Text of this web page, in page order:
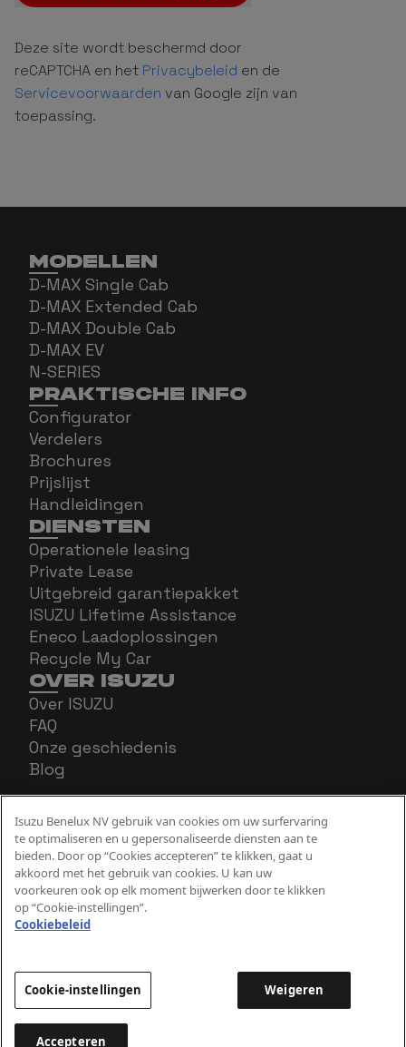
Deze site wordt beschermd door
reCAPTCHA en het Privacybeleid en de
Servicevoorwaarden van Google zijn van
toepassing.
MODELLEN
D-MAX Single Cab
D-MAX Extended Cab
D-MAX Double Cab
D-MAX EV
N-SERIES
PRAKTISCHE INFO
Configurator
Verdelers
Brochures
Prijslijst
Handleidingen
DIENSTEN
Operationele leasing
Private Lease
Uitgebreid garantiepakket
ISUZU Lifetime Assistance
Eneco Laadoplossingen
Recycle My Car
OVER ISUZU
Over ISUZU
FAQ
Onze geschiedenis
Blog
Cookie BeleidPrivacy Beleid Wettelijke aspecten
Isuzu Benelux NV gebruik van cookies om uw surfervaring
te optimaliseren en u gepersonaliseerde diensten aan te
bieden. Door op “Cookies accepteren” te klikken, gaat u
akkoord met het gebruik van cookies. U kan uw
voorkeuren ook op elk moment bijwerken door te klikken
op “Cookie-instellingen”.
Cookiebeleid
Cookie-instellingen Weigeren
Accepteren